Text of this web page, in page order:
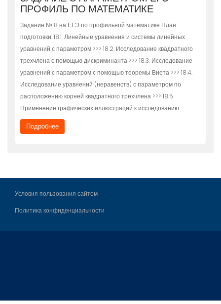
ПРОФИЛЬ ПО МАТЕМАТИКЕ
Задание №18 на ЕГЭ по профильной математике План
подготовки: 18.1. Линейные уравнения и системы линейных
уравнений с параметром >>> 18.2. Исследование квадратного
трехчлена с помощью дискриминанта >>> 18.3. Исследование
уравнений с параметром с помощью теоремы Виета >>> 18.4.
Исследование уравнений (неравенств) с параметром по
расположению корней квадратного трехчлена >>> 18.5.
Применение графических иллюстраций к исследованию…
Подробнее
Условия пользования сайтом
Политика конфиденциальности